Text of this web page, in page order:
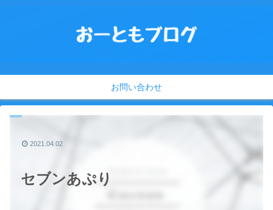
お問い合わせ
セブンあぷり
2021.04.02